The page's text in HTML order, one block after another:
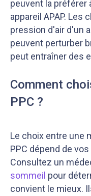
peuvent la préférer
appareil APAP. Les
pression d'air d'un
peuvent perturber
peut entraîner des
Comment
PPC ?
Le choix entre une
PPC dépend de
Consultez un
sommeil pour
convient le mieux.